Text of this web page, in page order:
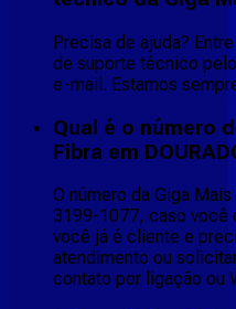
Precisa de ajuda?
de suporte técnico
e-mail. Estamos
Qual é o número
Fibra em
O número da Giga
3199-1077, caso você
você já é cliente e
atendimento ou
contato por ligação ou